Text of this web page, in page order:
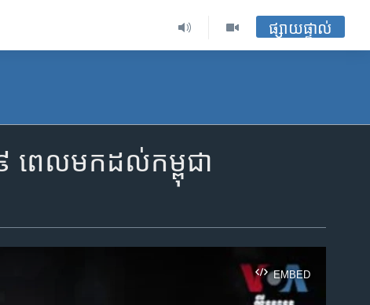
ផ្សាយផ្ទាល់
៩​ ពេល​មក​ដល់​កម្ពុជា
EMBED